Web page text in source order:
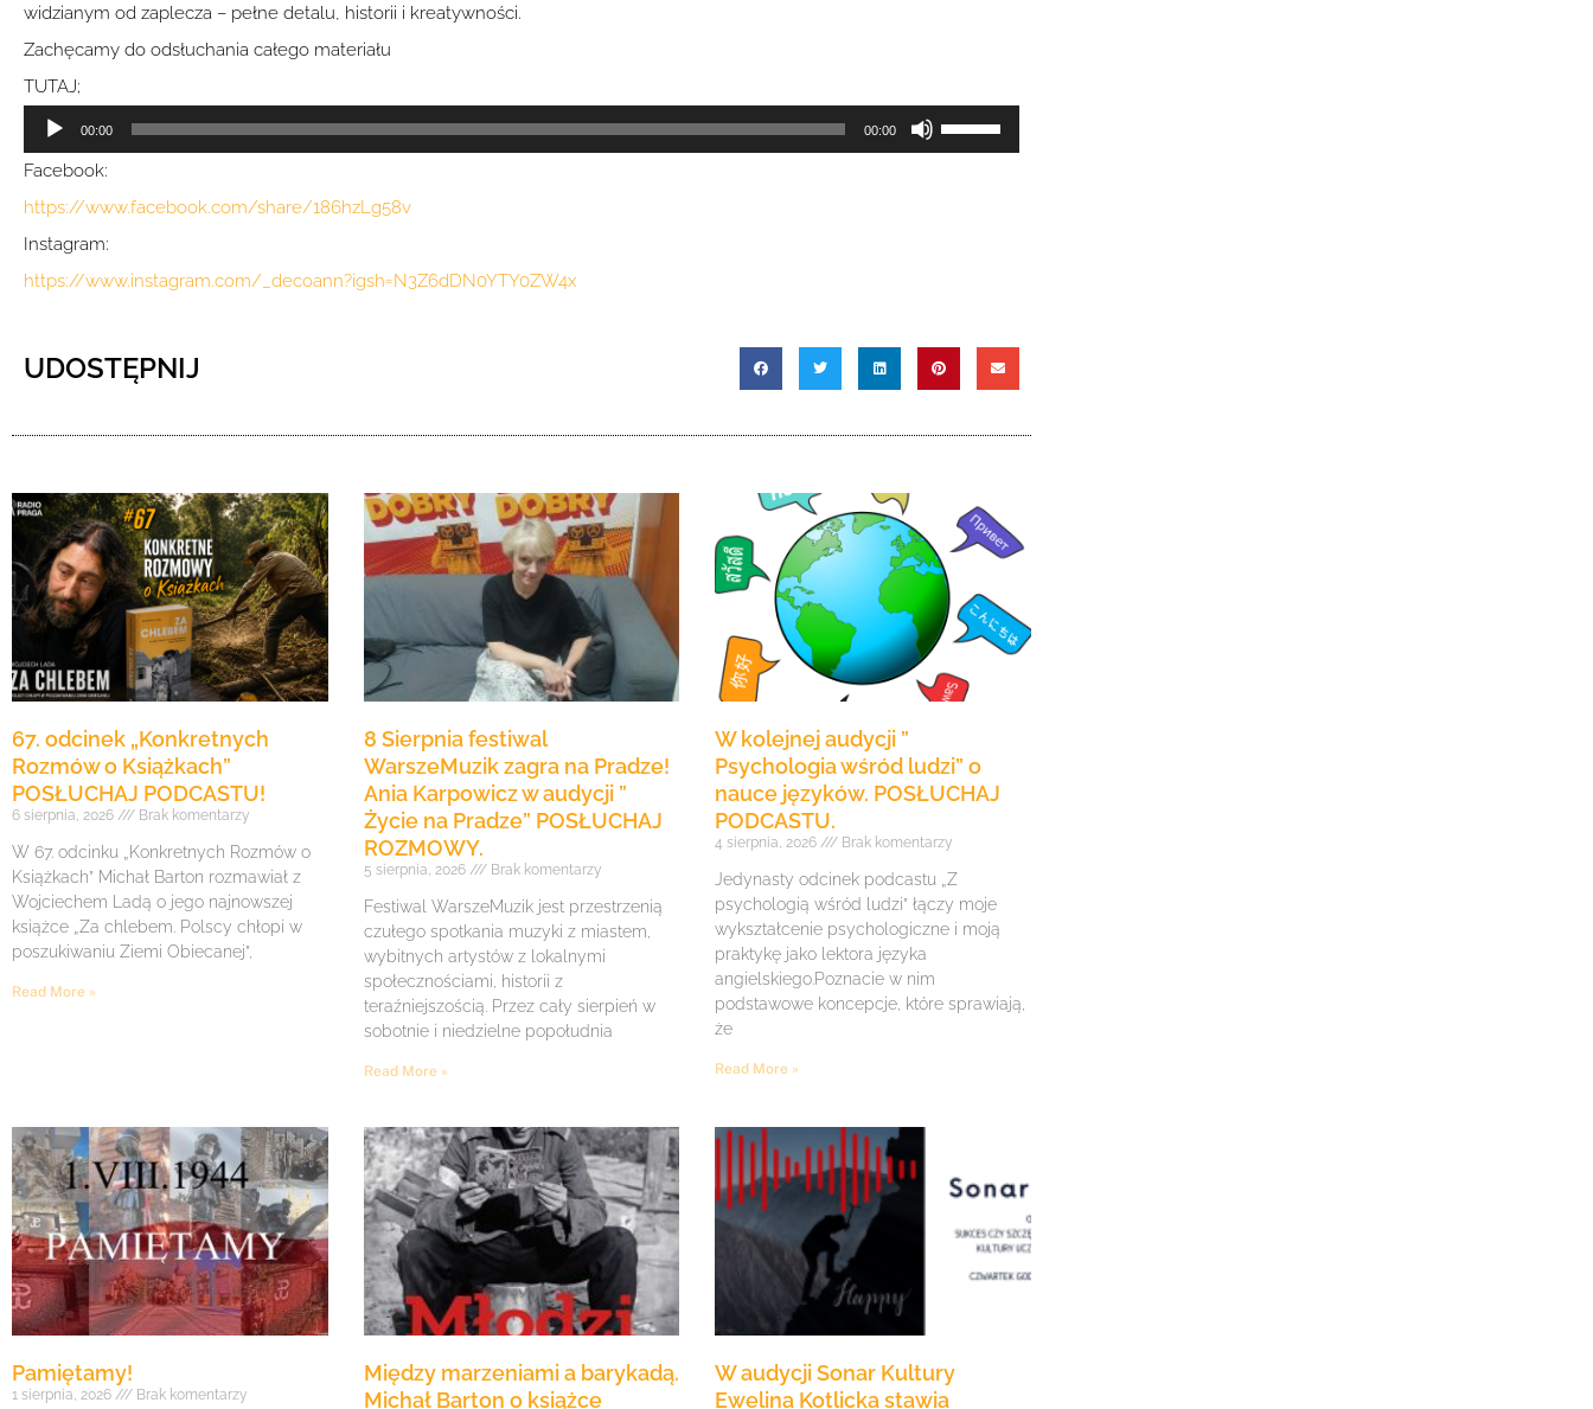
widzianym od zaplecza – pełne detalu, historii i kreatywności.
Zachęcamy do odsłuchania całego materiału
TUTAJ;
Odtwarzacz
plików
dźwiękowych
00:00 00:00
Używaj
strzałek
dołu
aby
głośność.
Facebook:
https://www.facebook.com/share/186hzLg58v
Instagram:
https://www.instagram.com/_decoann?igsh=N3Z6dDN0YTY0ZW4x
UDOSTĘPNIJ
67. odcinek „Konkretnych
Rozmów o Książkach”
POSŁUCHAJ PODCASTU!
6 sierpnia, 2026 Brak komentarzy
W 67. odcinku „Konkretnych Rozmów o
Książkach” Michał Barton rozmawiał z
Wojciechem Ladą o jego najnowszej
książce „Za chlebem. Polscy chłopi w
poszukiwaniu Ziemi Obiecanej”,
Read More »
8 Sierpnia festiwal
WarszeMuzik zagra na Pradze!
Ania Karpowicz w audycji ”
Życie na Pradze” POSŁUCHAJ
ROZMOWY.
5 sierpnia, 2026 Brak komentarzy
Festiwal WarszeMuzik jest przestrzenią
czułego spotkania muzyki z miastem,
wybitnych artystów z lokalnymi
społecznościami, historii z
teraźniejszością. Przez cały sierpień w
sobotnie i niedzielne popołudnia
Read More »
W kolejnej audycji ”
Psychologia wśród ludzi” o
nauce języków. POSŁUCHAJ
PODCASTU.
4 sierpnia, 2026 Brak komentarzy
Jedynasty odcinek podcastu „Z
psychologią wśród ludzi” łączy moje
wykształcenie psychologiczne i moją
praktykę jako lektora języka
angielskiego.Poznacie w nim
podstawowe koncepcje, które sprawiają,
że
Read More »
Pamiętamy!
1 sierpnia, 2026 Brak komentarzy
Między marzeniami a barykadą.
Michał Barton o książce
W audycji Sonar Kultury
Ewelina Kotlicka stawia